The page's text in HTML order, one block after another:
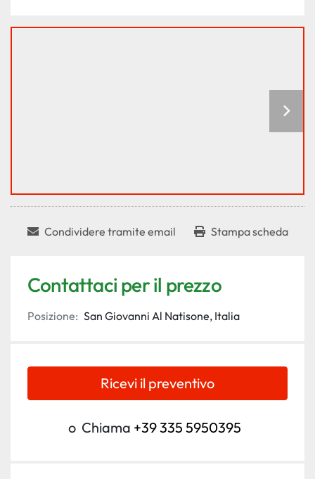
Condividere tramite email Stampa scheda
Contattaci per il prezzo
Posizione: San Giovanni Al Natisone, Italia
Ricevi il preventivo
o Chiama +39 335 5950395